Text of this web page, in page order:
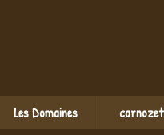
Les Domaines carnozet